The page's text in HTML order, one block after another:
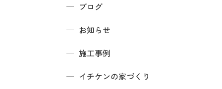
ブログ
お知らせ
施工事例
イチケンの家づくり